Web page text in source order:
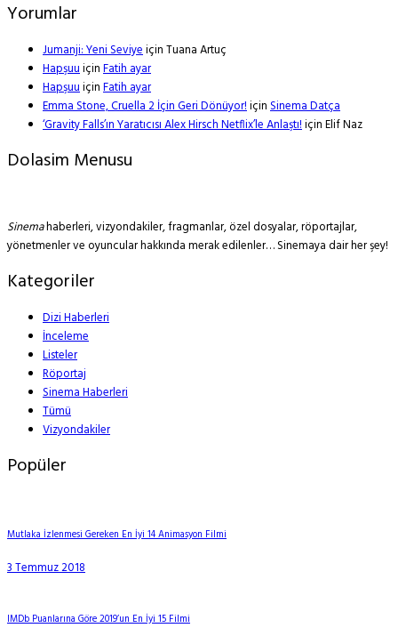
Yorumlar
Jumanji: Yeni SeviyeiçinTuana Artuç
HapşuuiçinFatih ayar
HapşuuiçinFatih ayar
Emma Stone, Cruella 2 İçin Geri Dönüyor!içinSinema Datça
‘Gravity Falls’ın Yaratıcısı Alex Hirsch Netflix’le Anlaştı!içinElif Naz
Dolasim Menusu
Sinemahaberleri, vizyondakiler, fragmanlar, özel dosyalar, röportajlar,
yönetmenler ve oyuncular hakkında merak edilenler… Sinemaya dair her şey!
Kategoriler
Dizi Haberleri
İnceleme
Listeler
Röportaj
Sinema Haberleri
Tümü
Vizyondakiler
Popüler
Mutlaka İzlenmesi Gereken En İyi 14 Animasyon Filmi
3 Temmuz 2018
IMDb Puanlarına Göre 2019’un En İyi 15 Filmi